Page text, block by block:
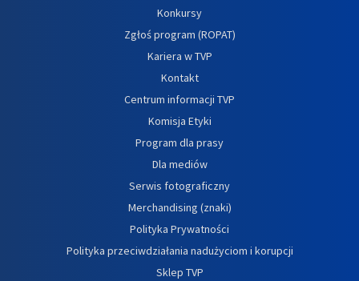
Konkursy
Zgłoś program (ROPAT)
Kariera w TVP
Kontakt
Centrum informacji TVP
Komisja Etyki
Program dla prasy
Dla mediów
Serwis fotograficzny
Merchandising (znaki)
Polityka Prywatności
Polityka przeciwdziałania nadużyciom i korupcji
Sklep TVP